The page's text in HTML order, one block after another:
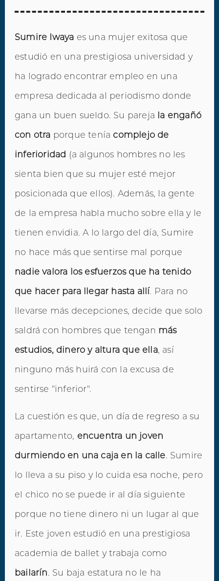
Sumire Iwaya es una mujer exitosa que
estudió en una prestigiosa universidad y
ha logrado encontrar empleo en una
empresa dedicada al periodismo donde
gana un buen sueldo. Su pareja la engañó
con otra porque tenía complejo de
inferioridad (a algunos hombres no les
sienta bien que su mujer esté mejor
posicionada que ellos). Además, la gente
de la empresa habla mucho sobre ella y le
tienen envidia. A lo largo del día, Sumire
no hace más que sentirse mal porque
nadie valora los esfuerzos que ha tenido
que hacer para llegar hasta allí. Para no
llevarse más decepciones, decide que solo
saldrá con hombres que tengan más
estudios, dinero y altura que ella, así
ninguno más huirá con la excusa de
sentirse "inferior".
La cuestión es que, un día de regreso a su
apartamento, encuentra un joven
durmiendo en una caja en la calle. Sumire
lo lleva a su piso y lo cuida esa noche, pero
el chico no se puede ir al día siguiente
porque no tiene dinero ni un lugar al que
ir. Este joven estudió en una prestigiosa
academia de ballet y trabaja como
bailarín. Su baja estatura no le ha